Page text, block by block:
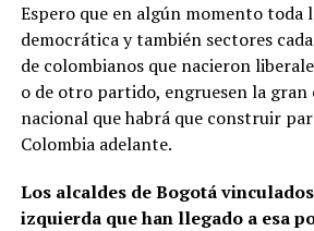
Espero que en algún momento toda
democrática y también sectores
de colombianos que nacieron
o de otro partido, engruesen la gran
nacional que habrá que construir
Colombia adelante.
Los alcaldes de Bogotá
izquierda que han llegado a esa